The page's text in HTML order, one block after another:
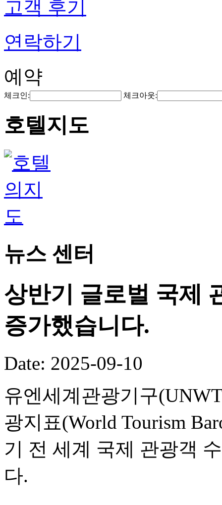
고객 후기
연락하기
예약
체크인: 체크아웃:
호텔지도
뉴스 센터
상반기 글로벌 국제
증가했습니다.
Date: 2025-09-10
유엔세계관광기구
광지표(World Tourism
기 전 세계 국제 관광객
다.